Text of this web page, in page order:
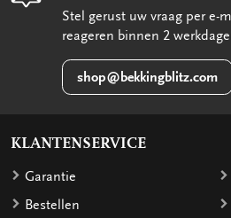
Stel gerust uw vraag per e-
reageren binnen 2
shop@bekkingblitz.com
KLANTENSERVICE
Garantie
Bestellen